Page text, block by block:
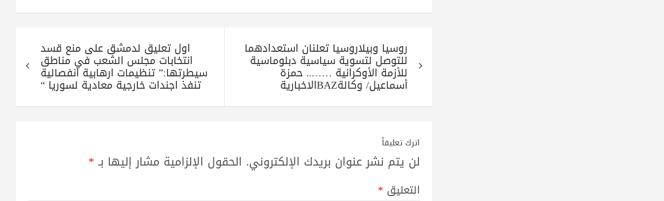
المقالاتروسيا وبيلاروسيا تعلنان استعدادهما
للتوصل لتسوية سياسية دبلوماسية
للأزمة الأوكرانية …….. حمزة
أسماعيل/ وكالةBAZالاخبارية
اول تعليق لدمشق على منع قسد
انتخابات مجلس الشعب في مناطق
سيطرتها:” تنظيمات ارهابية انفصالية
تنفذ اجندات خارجية معادية لسوريا “
اترك تعليقاً
لن يتم نشر عنوان بريدك الإلكتروني. الحقول الإلزامية مشار إليها بـ*
التعليق *